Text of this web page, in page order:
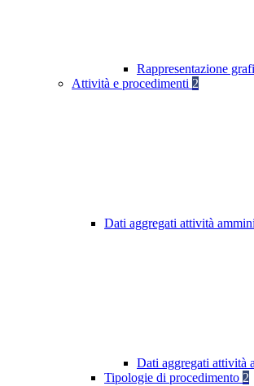
Rappresentazione
Attività e procedimenti 2
Dati aggregati attività
Dati aggregati attività
Tipologie di procedimento 2